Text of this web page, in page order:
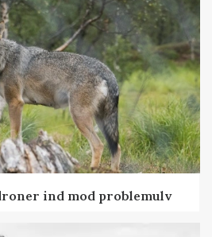
ind mod problemulv